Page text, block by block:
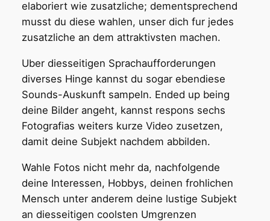
elaboriert wie zusatzliche; dementsprechend
musst du diese wahlen, unser dich fur jedes
zusatzliche an dem attraktivsten machen.
Uber diesseitigen Sprachaufforderungen
diverses Hinge kannst du sogar ebendiese
Sounds-Auskunft sampeln. Ended up being
deine Bilder angeht, kannst respons sechs
Fotografias weiters kurze Video zusetzen,
damit deine Subjekt nachdem abbilden.
Wahle Fotos nicht mehr da, nachfolgende
deine Interessen, Hobbys, deinen frohlichen
Mensch unter anderem deine lustige Subjekt
an diesseitigen coolsten Umgrenzen